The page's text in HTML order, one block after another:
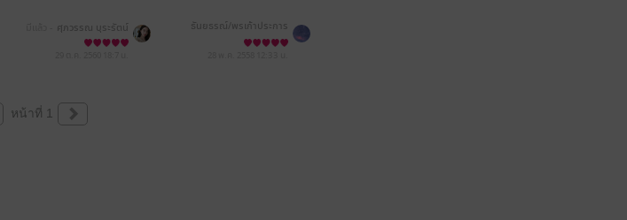
ศุภวรรณ บุระรัตน์ ธันยธรณ์/พรเก้าประการ
หน้าที่ 1